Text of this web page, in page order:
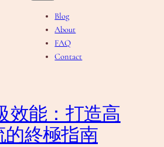
Blog
About
FAQ
Contact
效能：打造高
的終極指南